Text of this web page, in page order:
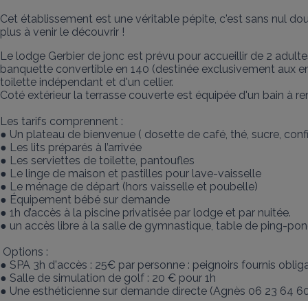
Cet établissement est une véritable pépite, c'est sans nul
plus à venir le découvrir !
Le lodge Gerbier de jonc est prévu pour accueillir de 2
banquette convertible en 140 (destinée exclusivement aux
toilette indépendant et d'un cellier.
Coté extérieur la terrasse couverte est équipée d'un bain à
Les tarifs comprennent :
● Un plateau de bienvenue ( dosette de café, thé, sucre,
● Les lits préparés à l’arrivée
● Les serviettes de toilette, pantoufles
● Le linge de maison et pastilles pour lave-vaisselle
● Le ménage de départ (hors vaisselle et poubelle)
● Équipement bébé sur demande
● 1h d’accès à la piscine privatisée par lodge et par nuitée.
● un accès libre à la salle de gymnastique, table de ping-
● SPA 3h d'accès : 25€ par personne : peignoirs fournis
● Salle de simulation de golf : 20 € pour 1h
● Une esthéticienne sur demande directe (Agnès 06 23 64